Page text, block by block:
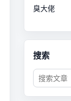
臭大佬
搜索